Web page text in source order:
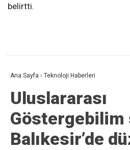
belirtti.
Ana Sayfa › Teknoloji Haberleri
Uluslararası
Göstergebilim
Balıkesir’de